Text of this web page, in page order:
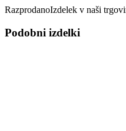
RazprodanoIzdelek v naši
Podobni izdelki